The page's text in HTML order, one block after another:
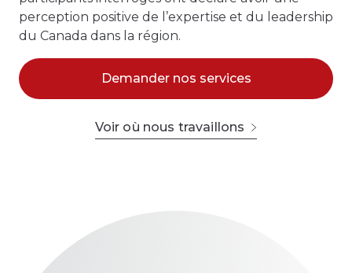
perception positive de l’expertise et du leadership
du Canada dans la région.
Demander nos services
Voir où nous travaillons